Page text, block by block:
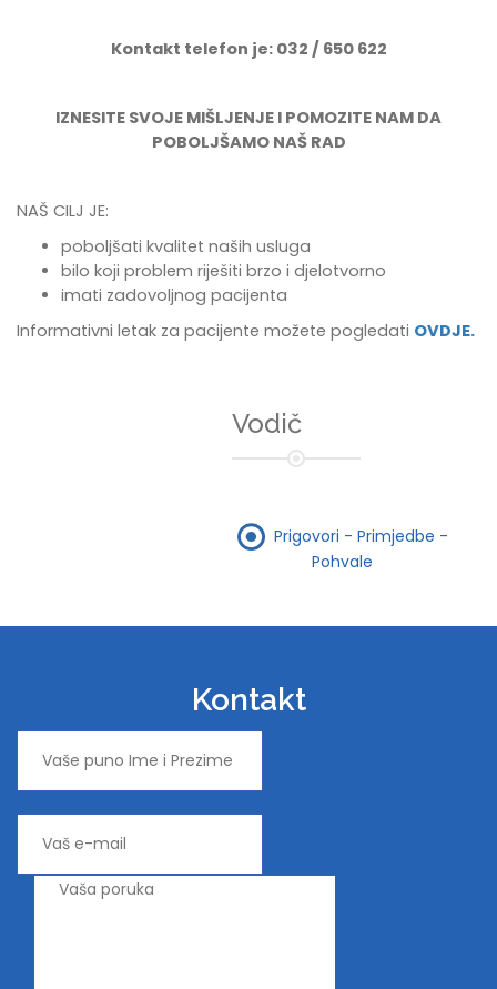
Kontakt telefon je: 032 / 650 622
IZNESITE SVOJE MIŠLJENJE I POMOZITE NAM DA
POBOLJŠAMO NAŠ RAD
NAŠ CILJ JE:
poboljšati kvalitet naših usluga
bilo koji problem riješiti brzo i djelotvorno
imati zadovoljnog pacijenta
Informativni letak za pacijente možete pogledati OVDJE.
Vodič
Prigovori - Primjedbe -
Pohvale
Kontakt